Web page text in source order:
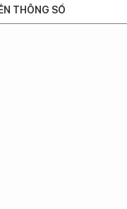
THÔNG SỐ